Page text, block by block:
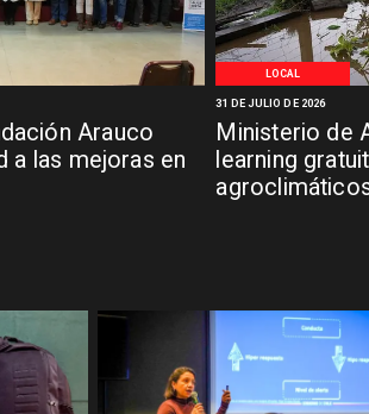
Arauco
a las mejoras en
LOCAL
Ministerio de
learning
31 DE JULIO DE 2026